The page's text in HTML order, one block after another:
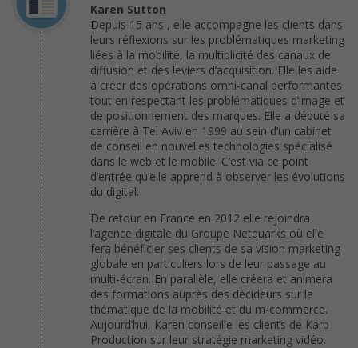
Karen Sutton
Depuis 15 ans , elle accompagne les clients dans
leurs réflexions sur les problématiques marketing
liées à la mobilité, la multiplicité des canaux de
diffusion et des leviers d’acquisition. Elle les aide
à créer des opérations omni-canal performantes
tout en respectant les problématiques d’image et
de positionnement des marques. Elle a débuté sa
carrière à Tel Aviv en 1999 au sein d’un cabinet
de conseil en nouvelles technologies spécialisé
dans le web et le mobile. C’est via ce point
d’entrée qu’elle apprend à observer les évolutions
du digital.
De retour en France en 2012 elle rejoindra
l’agence digitale du Groupe Netquarks où elle
fera bénéficier ses clients de sa vision marketing
globale en particuliers lors de leur passage au
multi-écran. En parallèle, elle créera et animera
des formations auprès des décideurs sur la
thématique de la mobilité et du m-commerce.
Aujourd’hui, Karen conseille les clients de Karp
Production sur leur stratégie marketing vidéo.